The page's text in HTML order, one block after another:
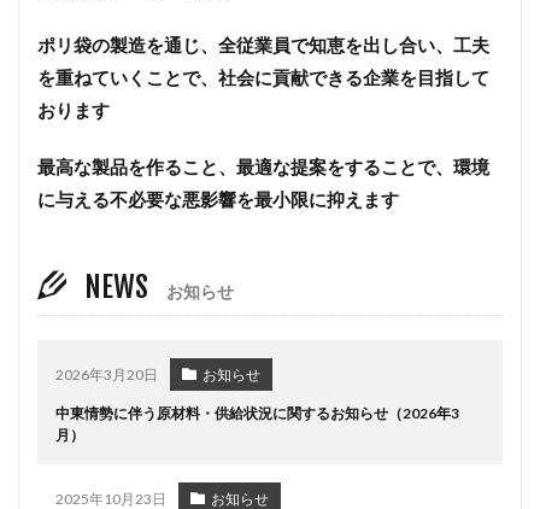
ポリ袋の製造を通じ、全従業員で知恵を出し合い、工夫
を重ねていくことで、社会に貢献できる企業を目指して
おります
最高な製品を作ること、最適な提案をすることで、環境
に与える不必要な悪影響を最小限に抑えます
NEWS お知らせ
2026年3月20日 お知らせ
中東情勢に伴う原材料・供給状況に関するお知らせ（2026年3
月）
2025年10月23日 お知らせ